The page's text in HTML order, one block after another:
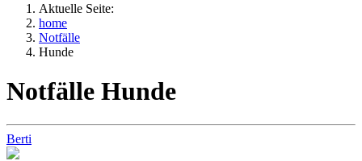
Aktuelle Seite:
home
Notfälle
Hunde
Notfälle Hunde
Berti